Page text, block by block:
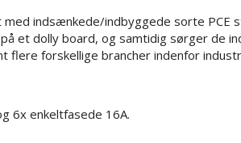
indsænkede/indbyggede sorte
et dolly board, og samtidig sørger de
flere forskellige brancher indenfor
6x enkeltfasede 16A.